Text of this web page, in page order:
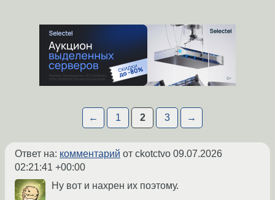
← 1 2 3 →
Ответ на: комментарий от ckotctvo 09.07.2026
02:21:41 +00:00
Ну вот и нахрен их поэтому.